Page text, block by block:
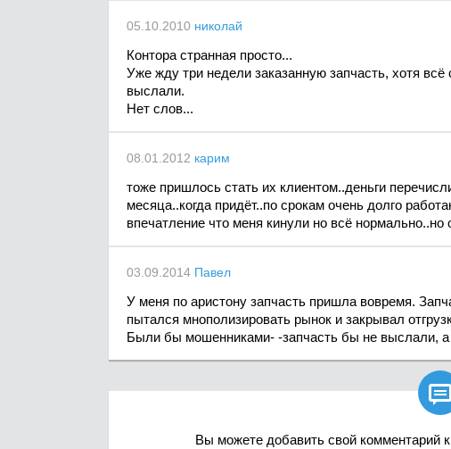
05.10.2010 николай
Контора странная просто...
Уже жду три недели заказанную запчасть, хотя
выслали.
Нет слов...
08.01.2012 карим
тоже пришлось стать их клиентом..деньги
месяца..когда придёт..по срокам очень долго
впечатление что меня кинули но всё нормально..но
03.09.2014 Павел
У меня по аристону запчасть пришла вовремя.
пытался мнополизировать рынок и закрывал
Были бы мошенниками- -запчасть бы не выслали, а
Вы можете добавить свой комментарий